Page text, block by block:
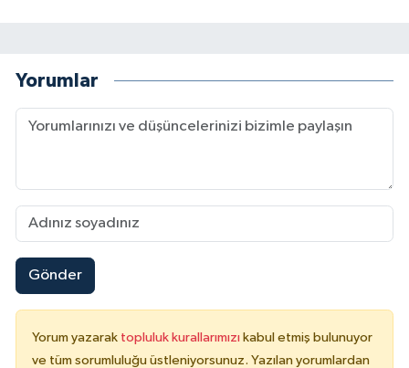
Yorumlar
Gönder
Yorum yazarak topluluk kurallarımızı kabul etmiş bulunuyor
ve tüm sorumluluğu üstleniyorsunuz. Yazılan yorumlardan